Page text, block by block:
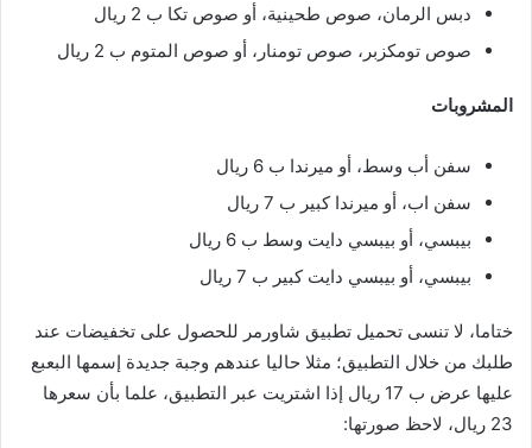
دبس الرمان، صوص طحينية، أو صوص تكا ب 2 ريال
صوص تومكزبر، صوص تومنار، أو صوص المتوم ب 2 ريال
المشروبات
سفن أب وسط، أو ميرندا ب 6 ريال
سفن اب، أو ميرندا كبير ب 7 ريال
بيبسي، أو بيبسي دايت وسط ب 6 ريال
بيبسي، أو بيبسي دايت كبير ب 7 ريال
ختاما، لا تنسى تحميل تطبيق شاورمر للحصول على تخفيضات عند
طلبك من خلال التطبيق؛ مثلا حاليا عندهم وجبة جديدة إسمها البعبع
عليها عرض ب 17 ريال إذا اشتريت عبر التطبيق، علما بأن سعرها
23 ريال، لاحظ صورتها: